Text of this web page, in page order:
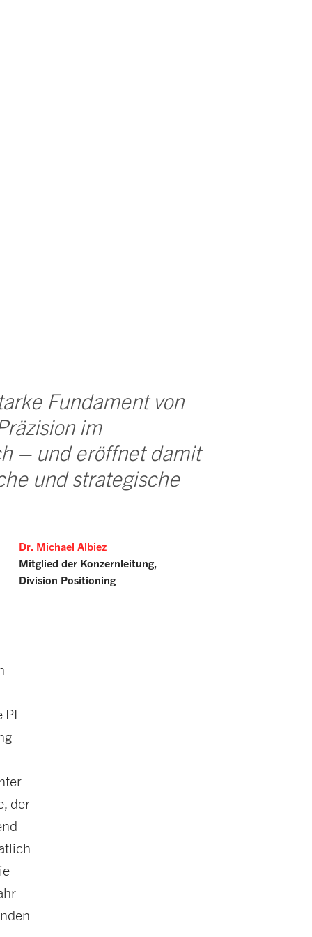
Fundament von
im
– und eröffnet damit
und strategische
Dr. Michael Albiez
Mitglied der Konzernleitung,
Division Positioning
PI
der